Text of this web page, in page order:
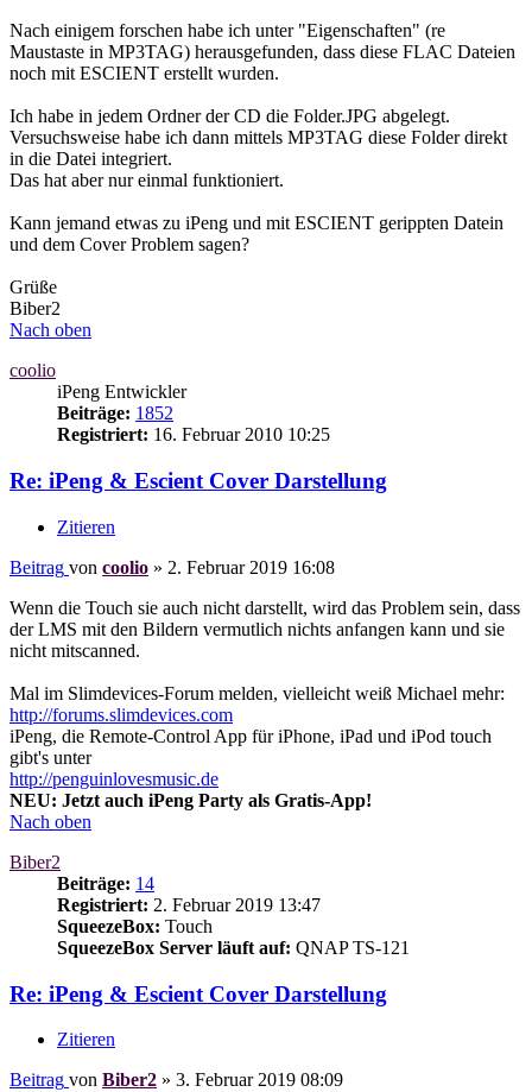
Nach einigem forschen habe ich unter "Eigenschaften" (re
Maustaste in MP3TAG) herausgefunden, dass diese FLAC Dateien
noch mit ESCIENT erstellt wurden.
Ich habe in jedem Ordner der CD die Folder.JPG abgelegt.
Versuchsweise habe ich dann mittels MP3TAG diese Folder direkt
in die Datei integriert.
Das hat aber nur einmal funktioniert.
Kann jemand etwas zu iPeng und mit ESCIENT gerippten Datein
und dem Cover Problem sagen?
Grüße
Biber2
Nach oben
coolio
iPeng Entwickler
Beiträge: 1852
Registriert: 16. Februar 2010 10:25
Re: iPeng & Escient Cover Darstellung
Zitieren
Beitrag von coolio » 2. Februar 2019 16:08
Wenn die Touch sie auch nicht darstellt, wird das Problem sein, dass
der LMS mit den Bildern vermutlich nichts anfangen kann und sie
nicht mitscanned.
Mal im Slimdevices-Forum melden, vielleicht weiß Michael mehr:
http://forums.slimdevices.com
iPeng, die Remote-Control App für iPhone, iPad und iPod touch
gibt's unter
http://penguinlovesmusic.de
NEU: Jetzt auch iPeng Party als Gratis-App!
Nach oben
Biber2
Beiträge: 14
Registriert: 2. Februar 2019 13:47
SqueezeBox: Touch
SqueezeBox Server läuft auf: QNAP TS-121
Re: iPeng & Escient Cover Darstellung
Zitieren
Beitrag von Biber2 » 3. Februar 2019 08:09